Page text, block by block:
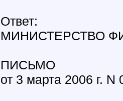
Ответ:
МИНИСТЕРСТВО
ПИСЬМО
от 3 марта 2006 г. N